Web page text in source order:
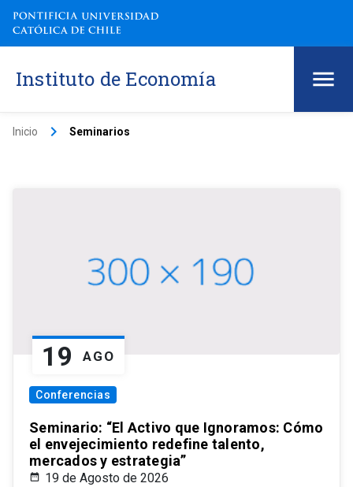
Instituto de Economía
Inicio keyboard_arrow_right Seminarios
19 AGO
Conferencias
Seminario: “El Activo que Ignoramos: Cómo
el envejecimiento redefine talento,
mercados y estrategia”
19 de Agosto de 2026